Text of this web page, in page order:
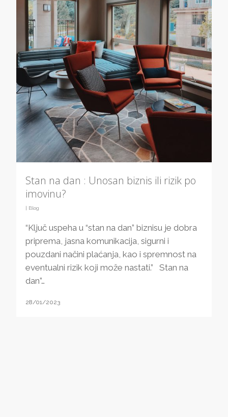
Stan na dan : Unosan biznis ili rizik po
imovinu?
| Blog
“Ključ uspeha u “stan na dan” biznisu je dobra
priprema, jasna komunikacija, sigurni i
pouzdani načini plaćanja, kao i spremnost na
eventualni rizik koji može nastati.” Stan na
dan”…
28/01/2023